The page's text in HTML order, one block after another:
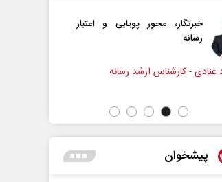
دروازه‌بانی اندوه در مسیر امید
پیشخوان